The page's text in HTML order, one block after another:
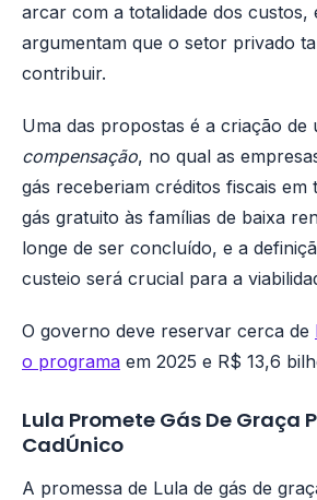
arcar com a totalidade dos custos,
argumentam que o setor privado
contribuir.
Uma das propostas é a criação de
compensação, no qual as
gás receberiam créditos fiscais em
gás gratuito às famílias de baixa
longe de ser concluído, e a
custeio será crucial para a
O governo deve reservar cerca de
o programa em 2025 e R$ 13,6
Lula Promete Gás De Graça
CadÚnico
A promessa de Lula de gás de